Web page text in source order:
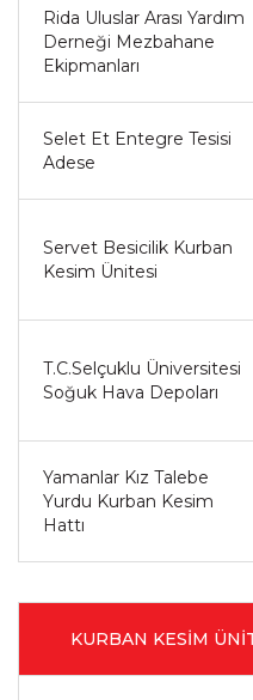
Rida Uluslar Arası Yardım
Derneği Mezbahane
Ekipmanları
Selet Et Entegre Tesisi
Adese
Servet Besicilik Kurban
Kesim Ünitesi
T.C.Selçuklu Üniversitesi
Soğuk Hava Depoları
Yamanlar Kız Talebe
Yurdu Kurban Kesim
Hattı
KURBAN KESİM